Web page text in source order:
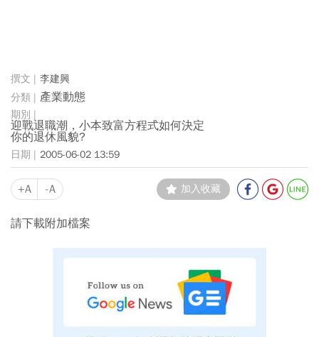
李建興
產業動態
迎戰退職潮，小本致富方程式如何決定
你的退休風貌?
2005-06-02 13:59
+A -A 加入收藏
請下載附加檔案